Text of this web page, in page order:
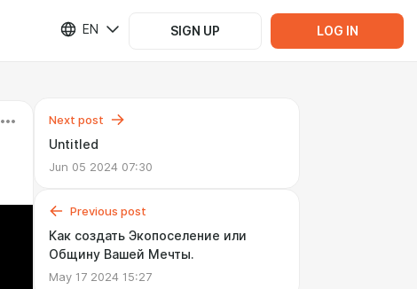
EN SIGN UP LOG IN
Next post
Untitled
Jun 05 2024 07:30
Previous post
Как создать Экопоселение или
Общину Вашей Мечты.
May 17 2024 15:27